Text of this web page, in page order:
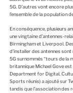
5G. D’autres vont encore
l’ensemble de la population
En conséquence,plusieurs
une vingtaine d’antennes-
Birmingham et Liverpool.
d’installer des antennes
5G surnommés “tours de la
britannique Michael Gove
Department for Digital,
Sports réunis) a ajouté sur
tandis que l’association des